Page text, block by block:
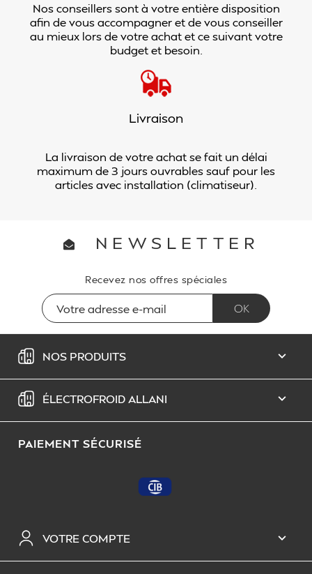
Nos conseillers sont à votre entière disposition
afin de vous accompagner et de vous conseiller
au mieux lors de votre achat et ce suivant votre
budget et besoin.
Livraison
La livraison de votre achat se fait un délai
maximum de 3 jours ouvrables sauf pour les
articles avec installation (climatiseur).
NEWSLETTER
Recevez nos offres spéciales
NOS PRODUITS 
ÉLECTROFROID ALLANI 
PAIEMENT SÉCURISÉ
VOTRE COMPTE 